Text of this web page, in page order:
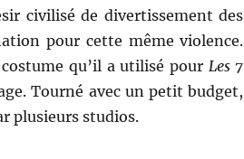
civilisé de divertissement des
pour cette même violence.
qu’il a utilisé pour Les 7
Tourné avec un petit budget,
plusieurs studios.